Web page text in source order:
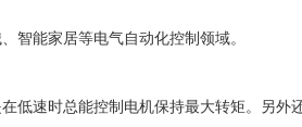
智能家居等电气自动化控制领域。
低速时总能控制电机保持最大转矩。另外